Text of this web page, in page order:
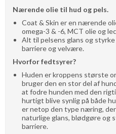
Nærende olie til hud og pels.
Coat & Skin er en nærende
omega-3 & -6, MCT olie og
Alt til pelsens glans og
barriere og velvære.
Hvorfor fedtsyrer?
Huden er kroppens største
bruger den en stor del af
at fodre hunden med den
hurtigt blive synlig på både
er netop den type næring,
naturlige glans, blødgøre og
barriere.